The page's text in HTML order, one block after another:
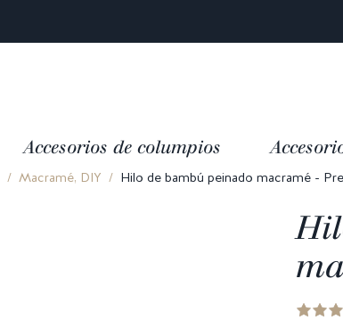
Accesorios de columpios
Macramé, DIY Hilo de bambú peinado macramé -